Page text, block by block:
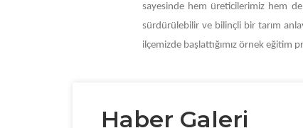
sayesinde hem üreticilerimiz hem
sürdürülebilir ve bilinçli bir tarım
ilçemizde başlattığımız örnek eğitim
Haber Galeri